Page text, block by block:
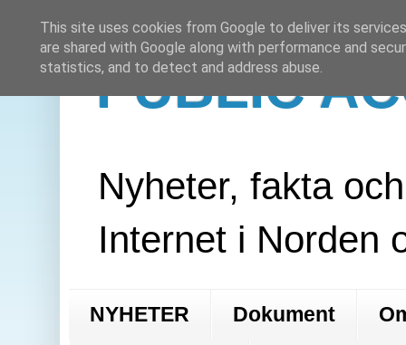
PUBLIC
Nyheter, fakta
Internet i Norden
NYHETER Dokument
This site uses cookies from Google to deliver its
are shared with Google along with performance and
statistics, and to detect and address abuse.